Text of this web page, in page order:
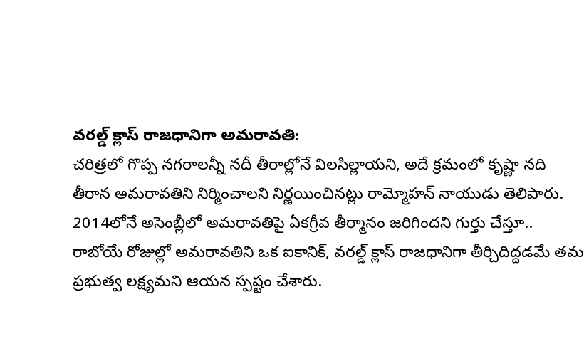
వరల్డ్ క్లాస్ రాజధానిగా అమరావతి:
చరిత్రలో గొప్ప నగరాలన్నీ నదీ తీరాల్లోనే విలసిల్లాయని, అదే క్రమంలో కృష్ణా నది
తీరాన అమరావతిని నిర్మించాలని నిర్ణయించినట్లు రామ్మోహన్ నాయుడు తెలిపారు.
2014లోనే అసెంబ్లీలో అమరావతిపై ఏకగ్రీవ తీర్మానం జరిగిందని గుర్తు చేస్తూ..
రాబోయే రోజుల్లో అమరావతిని ఒక ఐకానిక్, వరల్డ్ క్లాస్ రాజధానిగా తీర్చిదిద్దడమే తమ
ప్రభుత్వ లక్ష్యమని ఆయన స్పష్టం చేశారు.